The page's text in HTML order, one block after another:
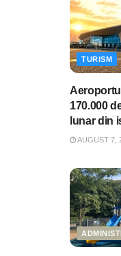
TURISM
170.000
lunar din
AUGUST 7,